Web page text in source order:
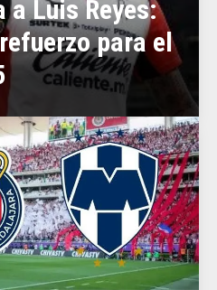
a Luis Reyes:
para el